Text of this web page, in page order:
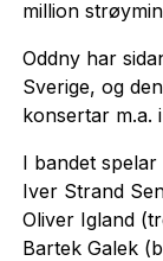
million
Oddny har
Sverige, og
konsertar m.a.
I bandet spelar
Iver Strand
Oliver Igland
Bartek Galek